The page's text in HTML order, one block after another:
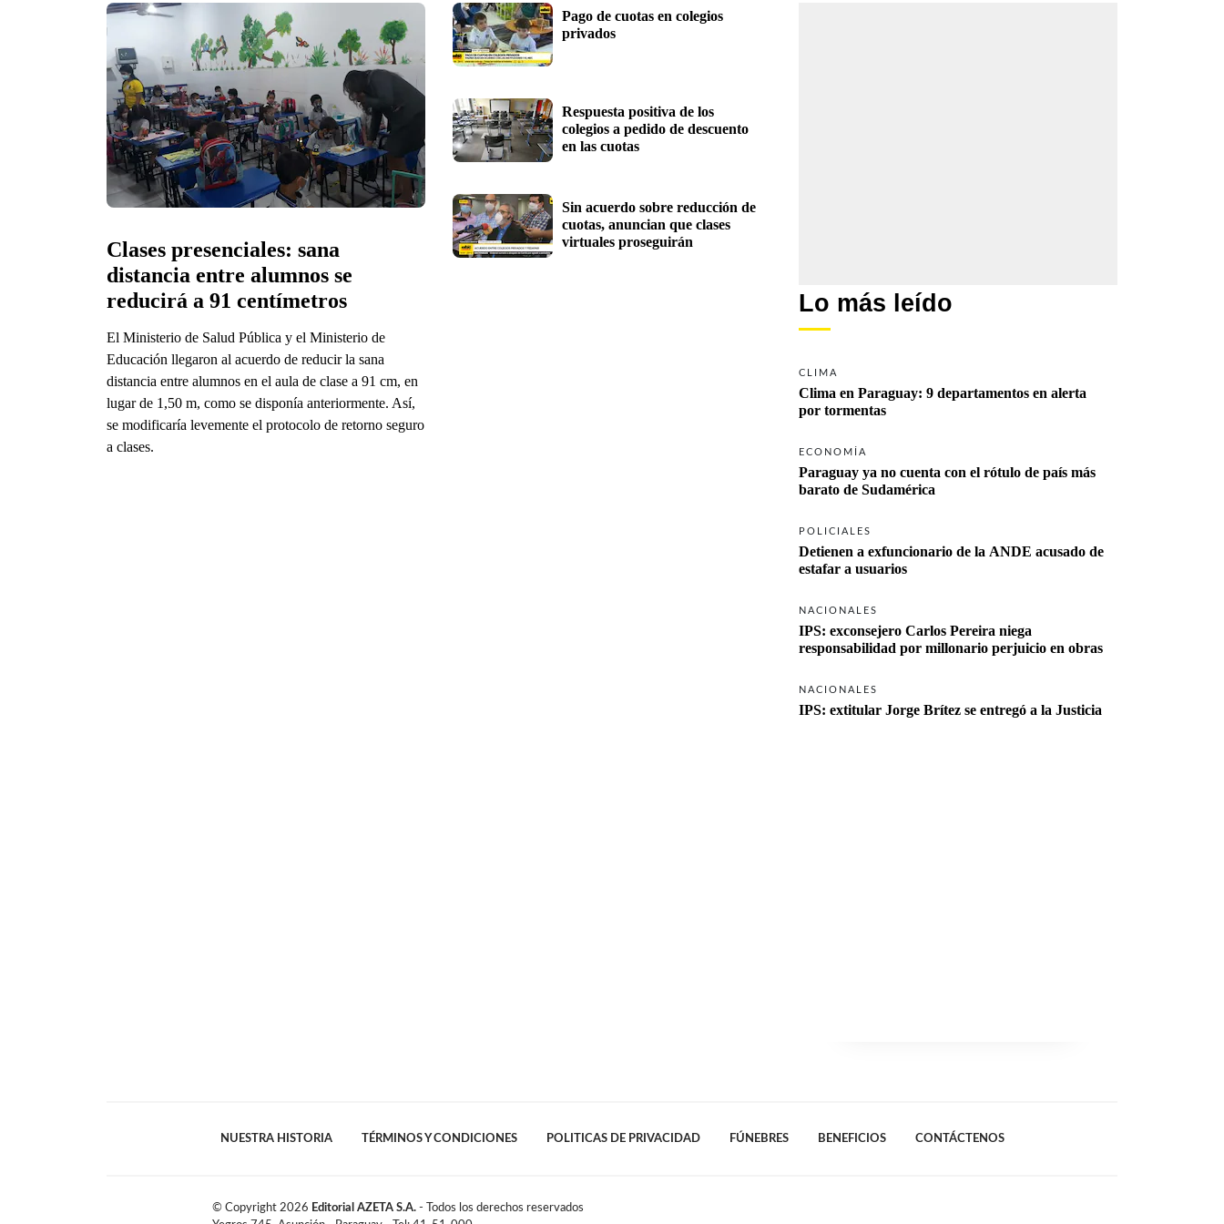
Clases presenciales: sana
distancia entre alumnos se
reducirá a 91 centímetros
El Ministerio de Salud Pública y el Ministerio de
Educación llegaron al acuerdo de reducir la sana
distancia entre alumnos en el aula de clase a 91 cm, en
lugar de 1,50 m, como se disponía anteriormente. Así,
se modificaría levemente el protocolo de retorno seguro
a clases.
Pago de cuotas en colegios
privados
Respuesta positiva de los
colegios a pedido de descuento
en las cuotas
Sin acuerdo sobre reducción de
cuotas, anuncian que clases
virtuales proseguirán
Lo más leído
CLIMA
Clima en Paraguay: 9 departamentos en alerta
por tormentas
ECONOMÍA
Paraguay ya no cuenta con el rótulo de país más
barato de Sudamérica
POLICIALES
Detienen a exfuncionario de la ANDE acusado de
estafar a usuarios
NACIONALES
IPS: exconsejero Carlos Pereira niega
responsabilidad por millonario perjuicio en obras
NACIONALES
IPS: extitular Jorge Brítez se entregó a la Justicia
NUESTRA HISTORIA TÉRMINOS Y CONDICIONES POLITICAS DE PRIVACIDAD FÚNEBRES BENEFICIOS CONTÁCTENOS
© Copyright 2026 Editorial AZETA S.A. - Todos los derechos reservados